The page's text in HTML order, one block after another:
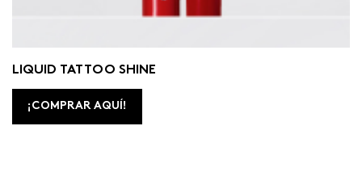
LIQUID TATTOO SHINE
¡COMPRAR AQUÍ!